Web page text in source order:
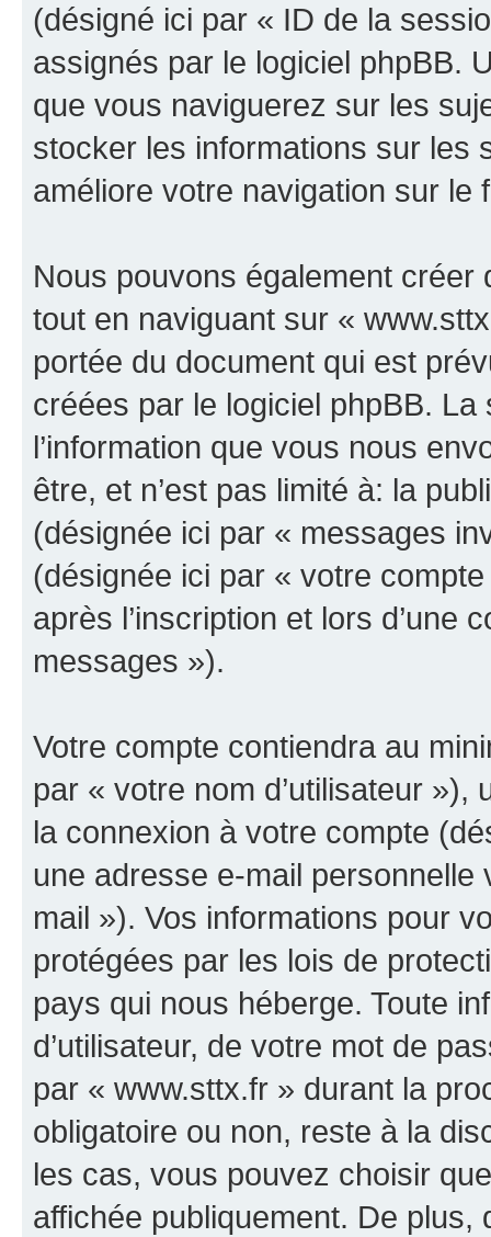
(désigné ici par « ID de la
assignés par le logiciel phpBB.
que vous naviguerez sur les
stocker les informations sur les
améliore votre navigation sur le
Nous pouvons également
tout en naviguant sur «
portée du document qui est
créées par le logiciel phpBB.
l’information que vous nous
être, et n’est pas limité à: la
(désignée ici par « messages
(désignée ici par « votre
après l’inscription et lors d’une
messages »).
Votre compte contiendra au
par « votre nom d’utilisateur
la connexion à votre compte
une adresse e-mail
mail »). Vos informations pour
protégées par les lois de
pays qui nous héberge. Toute
d’utilisateur, de votre mot de
par « www.sttx.fr » durant la
obligatoire ou non, reste à la
les cas, vous pouvez choisir
affichée publiquement. De